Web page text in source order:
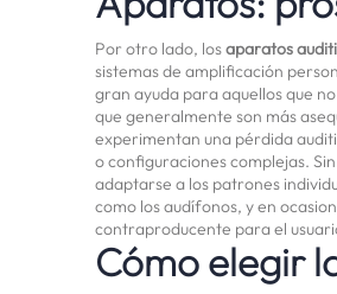
Por otro lado, losaparatos
sistemas de amplificación
gran ayuda para aquellos que
que generalmente son más
experimentan una pérdida
o configuraciones complejas.
adaptarse a los patrones
como los audífonos, y en
contraproducente para el
Cómo elegir